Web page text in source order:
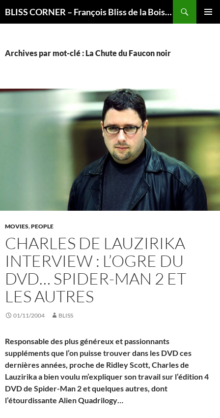
BLISS CORNER – François Bliss de la Boissière is here
Archives par mot-clé : La Chute du Faucon noir
MOVIES,PEOPLE
CHARLES DE LAUZIRIKA
INTERVIEW : L’OGRE DU
DVD… SPIDER-MAN 2 ET
LES AUTRES
01/11/2004 BLISS
Responsable des plus généreux et passionnants
suppléments que l’on puisse trouver dans les DVD ces
dernières années, proche de Ridley Scott, Charles de
Lauzirika a bien voulu m’expliquer son travail sur l’édition 4
DVD de Spider-Man 2 et quelques autres, dont
l’étourdissante Alien Quadrilogy…